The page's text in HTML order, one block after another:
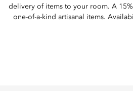
delivery of items to your room. A
one-of-a-kind artisanal items.